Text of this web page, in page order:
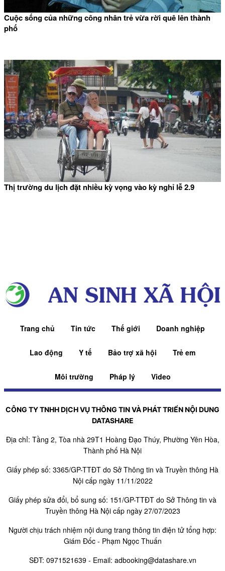
Cuộc sống của những công nhân trẻ vừa rời quê lên thành
phố
Thị trường du lịch đặt nhiều kỳ vọng vào kỳ nghỉ lễ 2.9
Trang chủ Tin tức Thế giới Doanh nghiệp
Lao động Y tế Bảo trợ xã hội Trẻ em
Môi trường Pháp lý Video
CÔNG TY TNHH DỊCH VỤ THÔNG TIN VÀ PHÁT TRIỂN NỘI DUNG
DATASHARE
Địa chỉ: Tầng 2, Tòa nhà 29T1 Hoàng Đạo Thúy, Phường Yên Hòa,
Thành phố Hà Nội
Giấy phép số: 3365/GP-TTĐT do Sở Thông tin và Truyền thông Hà
Nội cấp ngày 11/11/2022
Giấy phép sửa đổi, bổ sung số: 151/GP-TTĐT do Sở Thông tin và
Truyền thông Hà Nội cấp ngày 27/07/2023
Người chịu trách nhiệm nội dung trang thông tin điện tử tổng hợp:
Giám Đốc - Phạm Ngọc Thuấn
SĐT: 0971521639- Email: adbooking@datashare.vn